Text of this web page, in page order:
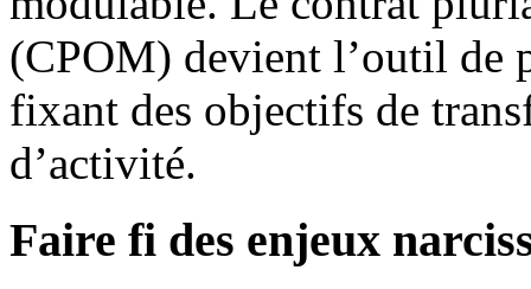
(CPOM) devient l’outil de
fixant des objectifs de
d’activité.
Faire fi des enjeux